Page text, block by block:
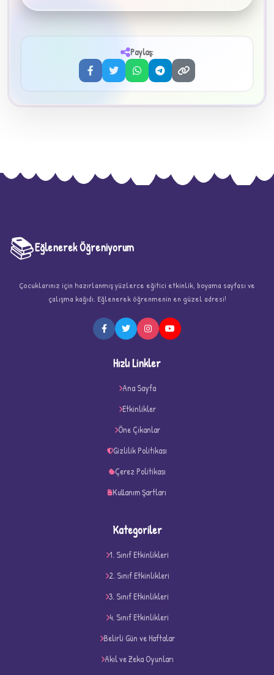
D
Paylaş:
📚Eğlenerek Öğreniyorum
Çocuklarınız için hazırlanmış yüzlerce eğitici etkinlik, boyama sayfası ve
çalışma kağıdı. Eğlenerek öğrenmenin en güzel adresi!
Hızlı Linkler
Ana Sayfa
Etkinlikler
Öne Çıkanlar
Gizlilik Politikası
Çerez Politikası
Kullanım Şartları
Kategoriler
1. Sınıf Etkinlikleri
2. Sınıf Etkinlikleri
3. Sınıf Etkinlikleri
4. Sınıf Etkinlikleri
Belirli Gün ve Haftalar
Akıl ve Zeka Oyunları